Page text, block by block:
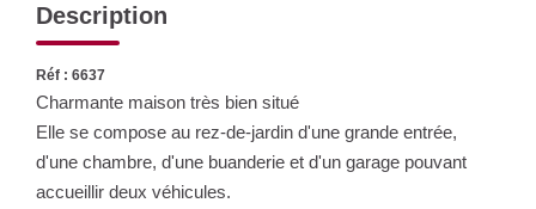
Description
Réf : 6637
Charmante maison très bien situé
Elle se compose au rez-de-jardin d'une grande entrée,
d'une chambre, d'une buanderie et d'un garage pouvant
accueillir deux véhicules.